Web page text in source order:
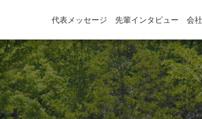
代表メッセージ 先輩インタビュー 会